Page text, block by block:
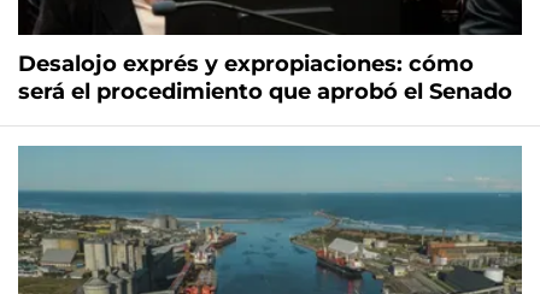
Desalojo exprés y expropiaciones: cómo
será el procedimiento que aprobó el Senado